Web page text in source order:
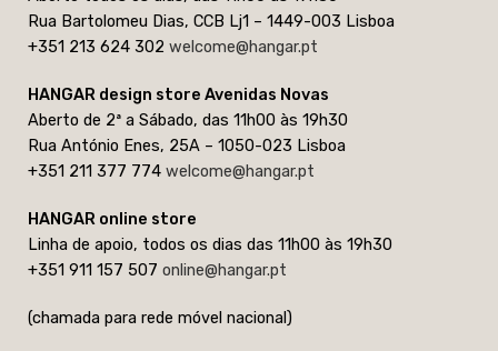
Rua Bartolomeu Dias, CCB Lj1 – 1449-003 Lisboa
+351 213 624 302 welcome@hangar.pt
HANGAR design store Avenidas Novas
Aberto de 2ª a Sábado, das 11h00 às 19h30
Rua António Enes, 25A – 1050-023 Lisboa
+351 211 377 774 welcome@hangar.pt
HANGAR online store
Linha de apoio, todos os dias das 11h00 às 19h30
+351 911 157 507 online@hangar.pt
(chamada para rede móvel nacional)